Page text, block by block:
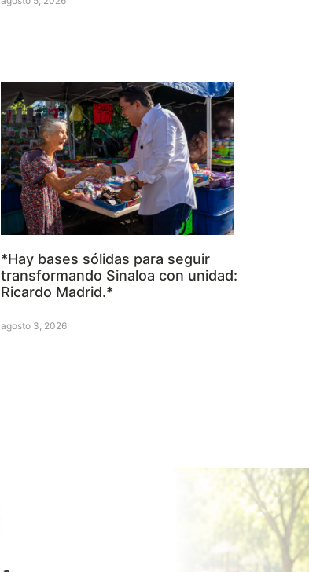
*Hay bases sólidas para seguir
transformando Sinaloa con unidad:
Ricardo Madrid.*
agosto 3, 2026